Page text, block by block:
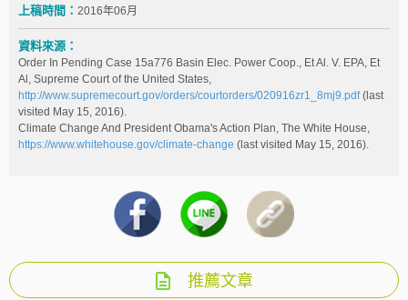
上稿時間： 2016年06月
資料來源：
Order In Pending Case 15a776 Basin Elec. Power Coop., Et Al. V. EPA, Et
Al, Supreme Court of the United States,
http://www.supremecourt.gov/orders/courtorders/020916zr1_8mj9.pdf(last
visited May 15, 2016).
Climate Change And President Obama's Action Plan, The White House,
https://www.whitehouse.gov/climate-change (last visited May 15, 2016).
推薦文章